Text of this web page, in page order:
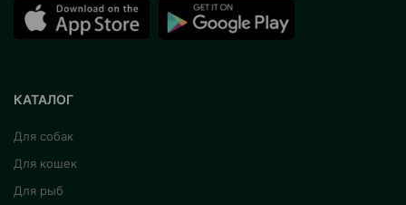
КАТАЛОГ
Для собак
Для кошек
Для рыб